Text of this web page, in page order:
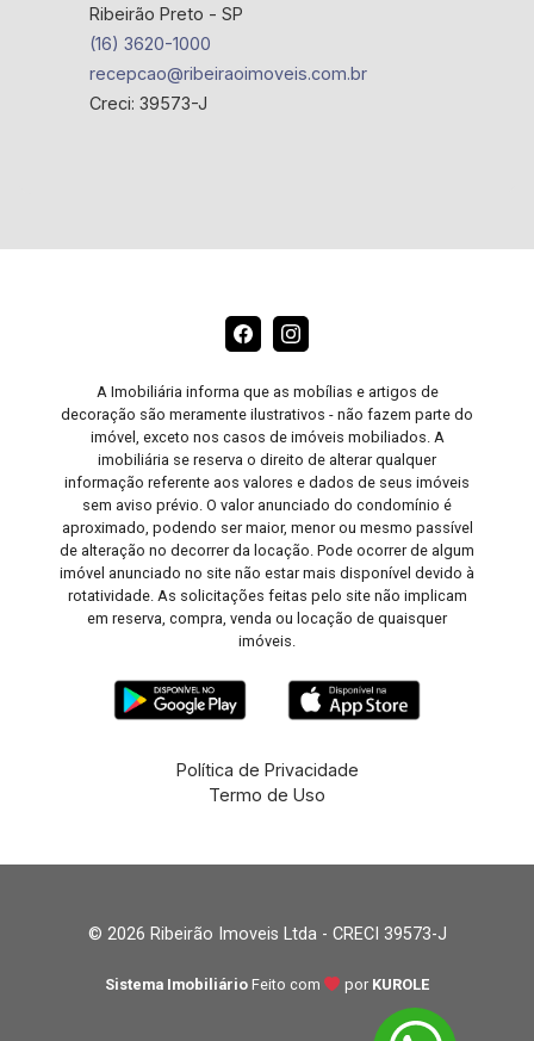
Ribeirão Preto - SP
(16) 3620-1000
recepcao@ribeiraoimoveis.com.br
Creci: 39573-J
A Imobiliária informa que as mobílias e artigos de
decoração são meramente ilustrativos - não fazem parte do
imóvel, exceto nos casos de imóveis mobiliados. A
imobiliária se reserva o direito de alterar qualquer
informação referente aos valores e dados de seus imóveis
sem aviso prévio. O valor anunciado do condomínio é
aproximado, podendo ser maior, menor ou mesmo passível
de alteração no decorrer da locação. Pode ocorrer de algum
imóvel anunciado no site não estar mais disponível devido à
rotatividade. As solicitações feitas pelo site não implicam
em reserva, compra, venda ou locação de quaisquer
imóveis.
Política de Privacidade
Termo de Uso
© 2026 Ribeirão Imoveis Ltda - CRECI 39573-J
Sistema Imobiliário Feito com por KUROLE